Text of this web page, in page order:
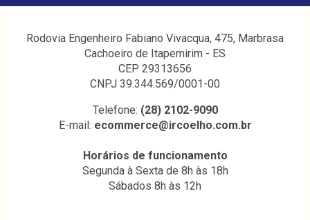
Rodovia Engenheiro Fabiano Vivacqua, 475, Marbrasa
Cachoeiro de Itapemirim - ES
CEP 29313656
CNPJ 39.344.569/0001-00
Telefone: (28) 2102-9090
E-mail: ecommerce@ircoelho.com.br
Horários de funcionamento
Segunda à Sexta de 8h às 18h
Sábados 8h às 12h